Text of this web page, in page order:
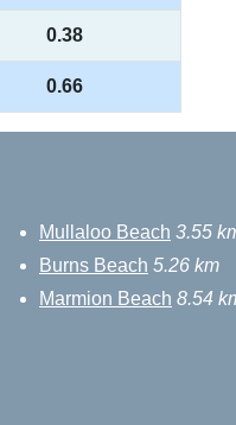
0.38
0.66
Mullaloo Beach 3.55
Burns Beach 5.26 km
Marmion Beach 8.54